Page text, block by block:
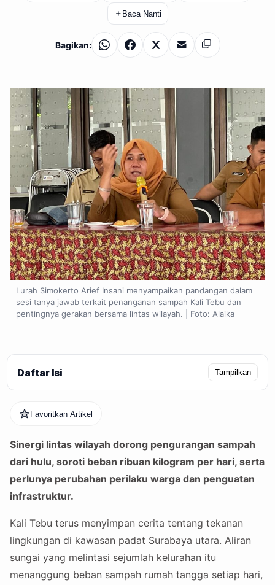
＋ Baca Nanti
Bagikan: WhatsAppFacebook
X EmailSalin
Lurah Simokerto Arief Insani menyampaikan pandangan dalam
sesi tanya jawab terkait penanganan sampah Kali Tebu dan
pentingnya gerakan bersama lintas wilayah. | Foto: Alaika
Daftar Isi Tampilkan
Favoritkan Artikel
Sinergi lintas wilayah dorong pengurangan sampah
dari hulu, soroti beban ribuan kilogram per hari, serta
perlunya perubahan perilaku warga dan penguatan
infrastruktur.
Kali Tebu terus menyimpan cerita tentang tekanan
lingkungan di kawasan padat Surabaya utara. Aliran
sungai yang melintasi sejumlah kelurahan itu
menanggung beban sampah rumah tangga setiap hari,